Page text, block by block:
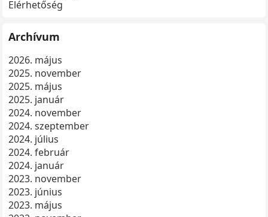
Elérhetőség
Archívum
2026. május
2025. november
2025. május
2025. január
2024. november
2024. szeptember
2024. július
2024. február
2024. január
2023. november
2023. június
2023. május